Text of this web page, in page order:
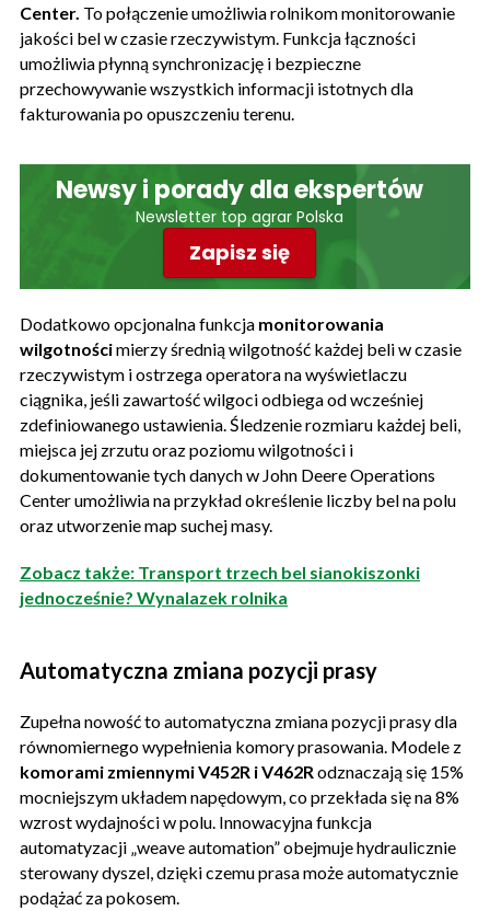
Center. To połączenie umożliwia rolnikom monitorowanie
jakości bel w czasie rzeczywistym. Funkcja łączności
umożliwia płynną synchronizację i bezpieczne
przechowywanie wszystkich informacji istotnych dla
fakturowania po opuszczeniu terenu.
Newsy i porady dla ekspertów
Newsletter top agrar Polska
Zapisz się
Dodatkowo opcjonalna funkcja monitorowania
wilgotnościmierzy średnią wilgotność każdej beli w czasie
rzeczywistym i ostrzega operatora na wyświetlaczu
ciągnika, jeśli zawartość wilgoci odbiega od wcześniej
zdefiniowanego ustawienia. Śledzenie rozmiaru każdej beli,
miejsca jej zrzutu oraz poziomu wilgotności i
dokumentowanie tych danych w John Deere Operations
Center umożliwia na przykład określenie liczby bel na polu
oraz utworzenie map suchej masy.
Zobacz także: Transport trzech bel sianokiszonki
jednocześnie? Wynalazek rolnika
Automatyczna zmiana pozycji prasy
Zupełna nowość to automatyczna zmiana pozycji prasy dla
równomiernego wypełnienia komory prasowania. Modele z
komorami zmiennymi V452R i V462R odznaczają się 15%
mocniejszym układem napędowym, co przekłada się na 8%
wzrost wydajności w polu. Innowacyjna funkcja
automatyzacji „weave automation” obejmuje hydraulicznie
sterowany dyszel, dzięki czemu prasa może automatycznie
podążać za pokosem.